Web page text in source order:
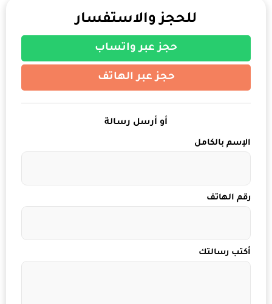
للحجز والاستفسار
حجز عبر واتساب
حجز عبر الهاتف
أو أرسل رسالة
الإسم بالكامل
رقم الهاتف
أكتب رسالتك